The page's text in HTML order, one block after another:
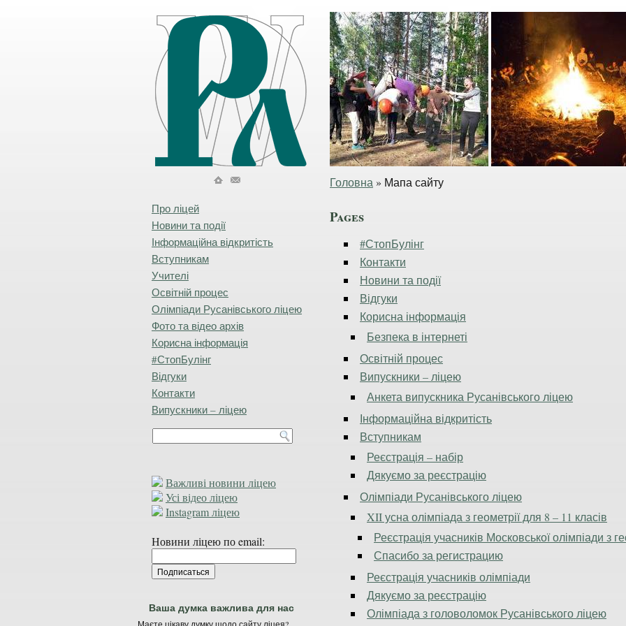
Головна » Мапа сайту
Про ліцей
Новини та події
Інформаційна відкритість
Вступникам
Учителі
Освітній процес
Олімпіади Русанівського ліцею
Фото та відео архів
Корисна інформація
#СтопБулінг
Відгуки
Контакти
Випускники – ліцею
Важливі новини ліцею
Усі відео ліцею
Instagram ліцею
Новини ліцею по email:
Ваша думка важлива для нас
Pages
#СтопБулінг
Контакти
Новини та події
Відгуки
Корисна інформація
Безпека в інтернеті
Освітній процес
Випускники – ліцею
Анкета випускника Русанівського ліцею
Інформаційна відкритість
Вступникам
Реєстрація – набір
Дякуємо за реєстрацію
Олімпіади Русанівського ліцею
XII усна олімпіада з геометрії для 8 – 11 класів
Реєстрація учасників Московської олімпіади з
Спасибо за регистрацию
Реєстрація учасників олімпіади
Дякуємо за реєстрацію
Олімпіада з головоломок Русанівського ліцею